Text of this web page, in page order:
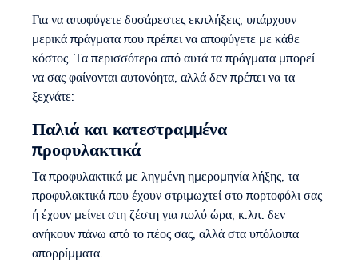
Για να αποφύγετε δυσάρεστες εκπλήξεις, υπάρχουν
μερικά πράγματα που πρέπει να αποφύγετε με κάθε
κόστος. Τα περισσότερα από αυτά τα πράγματα μπορεί
να σας φαίνονται αυτονόητα, αλλά δεν πρέπει να τα
ξεχνάτε:
Παλιά και κατεστραμμένα
προφυλακτικά
Τα προφυλακτικά με ληγμένη ημερομηνία λήξης, τα
προφυλακτικά που έχουν στριμωχτεί στο πορτοφόλι σας
ή έχουν μείνει στη ζέστη για πολύ ώρα, κ.λπ. δεν
ανήκουν πάνω από το πέος σας, αλλά στα υπόλοιπα
απορρίμματα.